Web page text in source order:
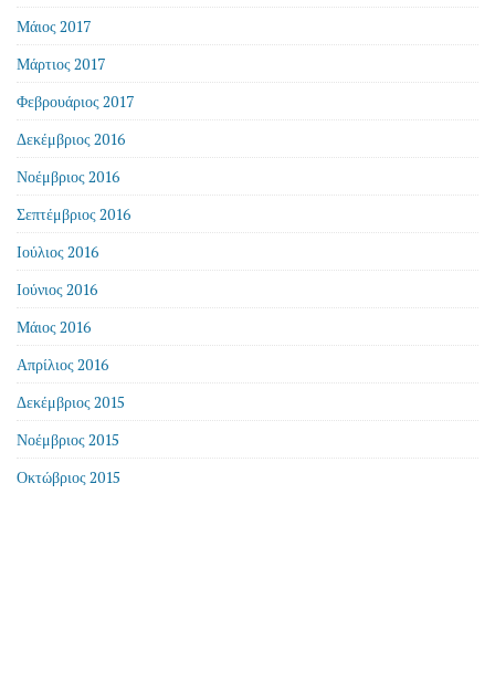
Μάιος 2017
Μάρτιος 2017
Φεβρουάριος 2017
Δεκέμβριος 2016
Νοέμβριος 2016
Σεπτέμβριος 2016
Ιούλιος 2016
Ιούνιος 2016
Μάιος 2016
Απρίλιος 2016
Δεκέμβριος 2015
Νοέμβριος 2015
Οκτώβριος 2015